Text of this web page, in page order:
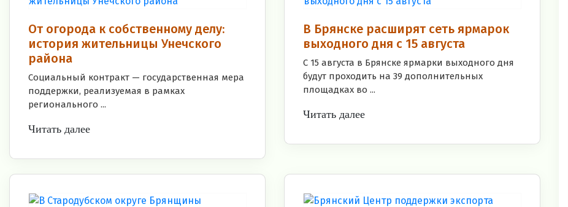
От огорода к собственному делу:
история жительницы Унечского
района
Социальный контракт — государственная мера
поддержки, реализуемая в рамках
регионального ...
Читать далее
В Брянске расширят сеть ярмарок
выходного дня с 15 августа
С 15 августа в Брянске ярмарки выходного дня
будут проходить на 39 дополнительных
площадках во ...
Читать далее